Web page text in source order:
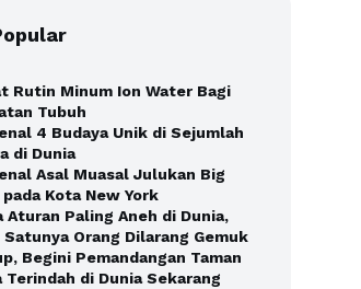
Rutin Minum Ion Water Bagi
Tubuh
4 Budaya Unik di Sejumlah
di Dunia
Asal Muasal Julukan Big
Kota New York
Aturan Paling Aneh di Dunia,
Satunya Orang Dilarang Gemuk
Begini Pemandangan Taman
Terindah di Dunia Sekarang